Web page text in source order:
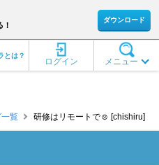
ダウンロード
メニュー
ログイン
とは？
一覧 研修はリモートで☺️ [chishiru]